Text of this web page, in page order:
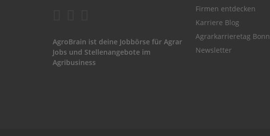
AgroBrain ist deine Jobbörse für Agrar
Jobs und Stellenangebote im
Agribusiness
Firmen entdecken
Karriere Blog
Agrarkarrieretag Bonn
Newsletter